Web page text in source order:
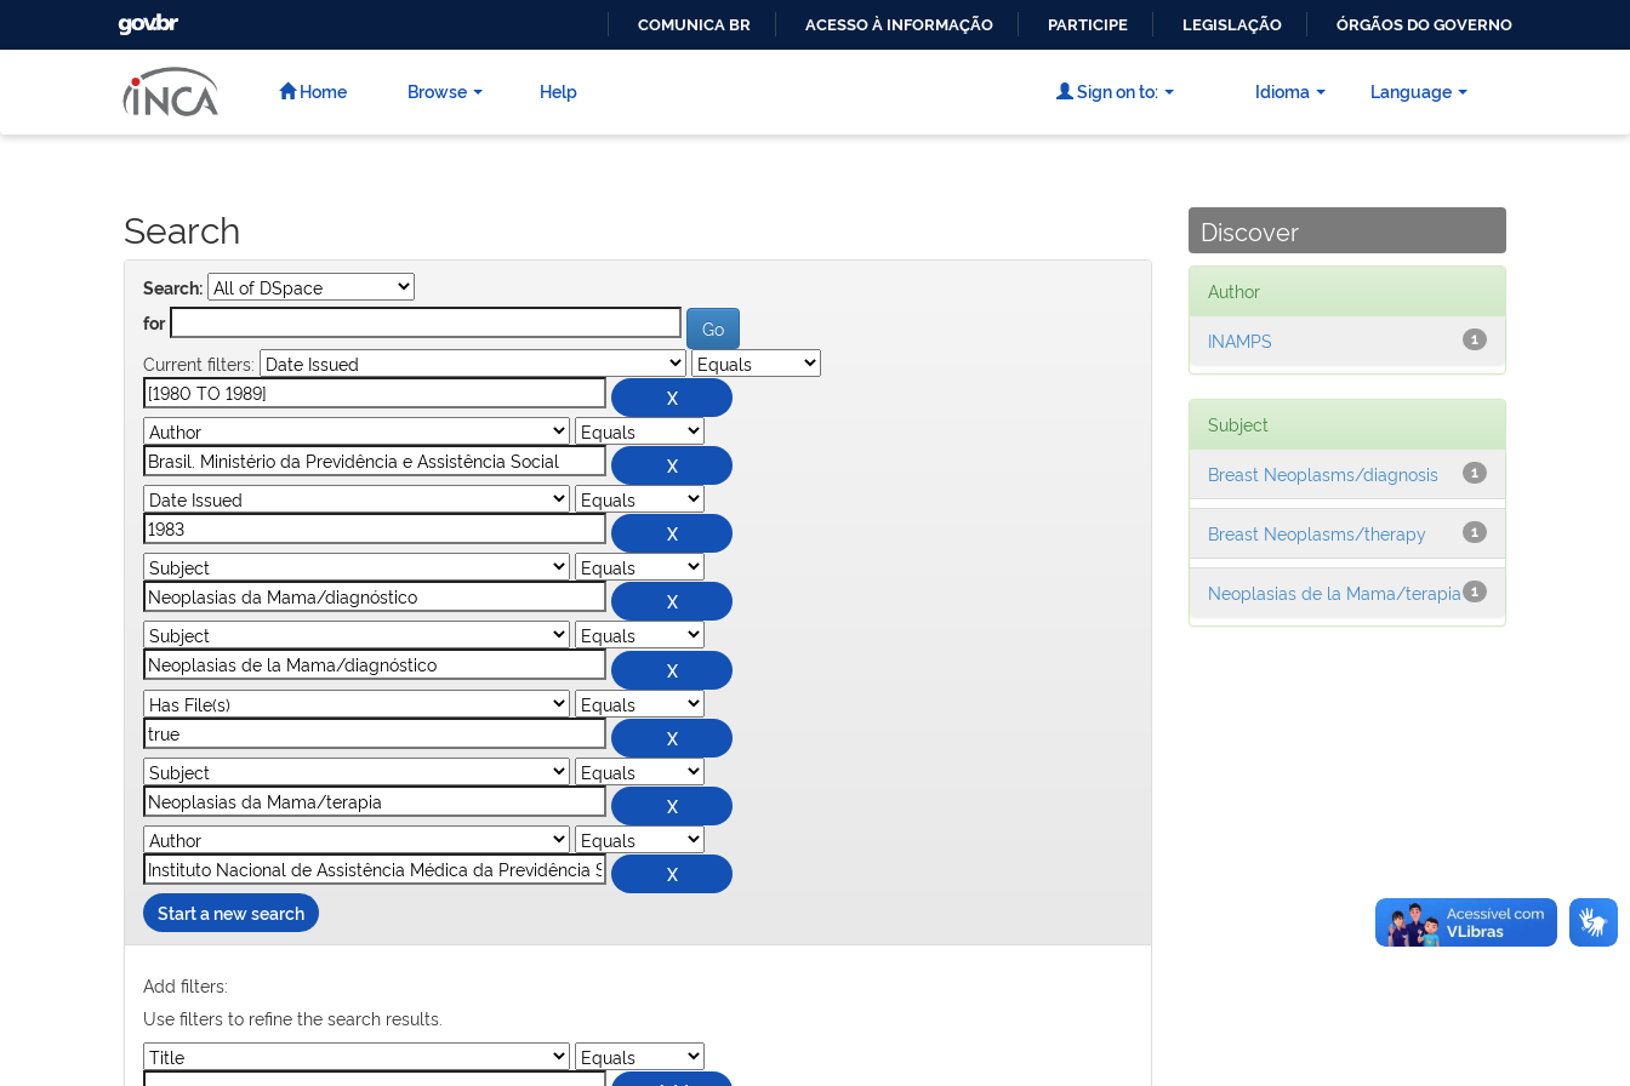
CONTEÚDO
GOVBR
COMUNICA BR ACESSO À INFORMAÇÃO PARTICIPE LEGISLAÇÃO ÓRGÃOS DO GOVERNO
Home Browse Help Language
Sign on to: Idioma
Search
Search:
for
Current filters:
Start a new search
Add filters:
Use filters to refine the search results.
Discover
Author
1
INAMPS
Subject
1
Breast Neoplasms/diagnosis
1
Breast Neoplasms/therapy
1
Neoplasias de la Mama/terapia